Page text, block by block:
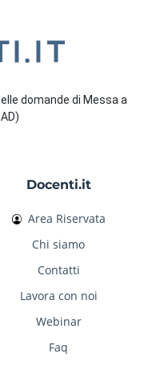
domande di Messa a
Docenti.it
Area Riservata
Chi siamo
Contatti
Lavora con noi
Webinar
Faq